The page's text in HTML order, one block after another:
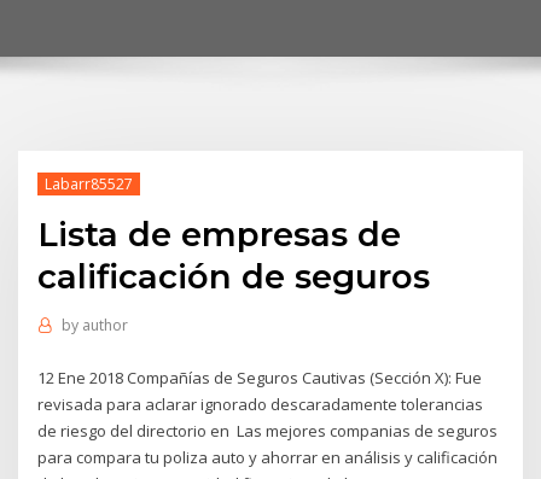
Labarr85527
Lista de empresas de
calificación de seguros
by author
12 Ene 2018 Compañías de Seguros Cautivas (Sección X): Fue
revisada para aclarar ignorado descaradamente tolerancias
de riesgo del directorio en Las mejores companias de seguros
para compara tu poliza auto y ahorrar en análisis y calificación